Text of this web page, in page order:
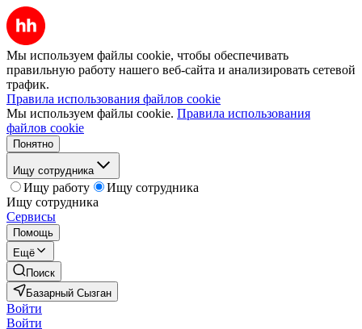
Мы используем файлы cookie, чтобы обеспечивать
правильную работу нашего веб-сайта и анализировать сетевой
трафик.
Правила использования файлов cookie
Мы используем файлы cookie. Правила использования
файлов cookie
Понятно
Ищу сотрудника
Ищу работу
Ищу сотрудника
Ищу сотрудника
Сервисы
Помощь
Ещё
Поиск
Базарный Сызган
Войти
Войти